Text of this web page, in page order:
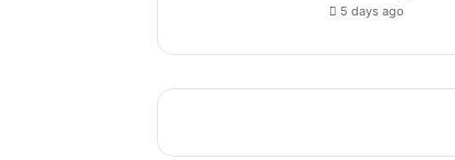
5 days ago